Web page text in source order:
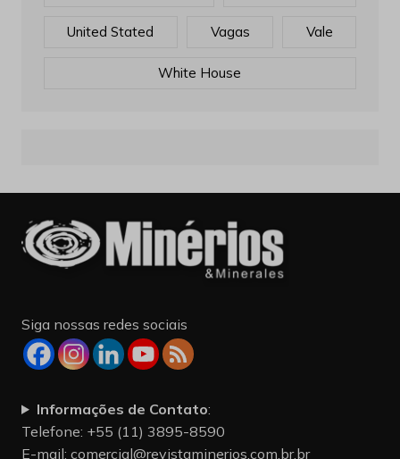
United Stated Vagas Vale
White House
Siga nossas redes sociais
Informações de Contato:
Telefone: +55 (11) 3895-8590
E-mail: comercial@revistaminerios.com.br.br